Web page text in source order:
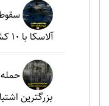
آلاسکا با ۱۰ کشته
بزرگترین